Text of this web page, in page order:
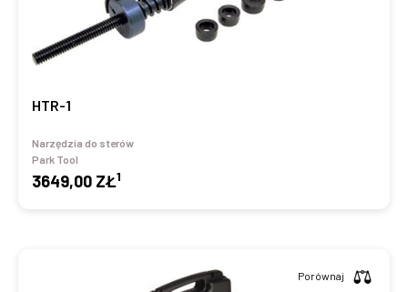
HTR-1
Narzędzia do sterów
Park Tool
3649,00 ZŁ1
Porównaj